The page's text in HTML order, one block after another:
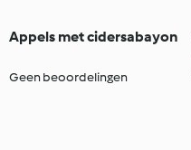
Appels met cidersabayon
Geen beoordelingen